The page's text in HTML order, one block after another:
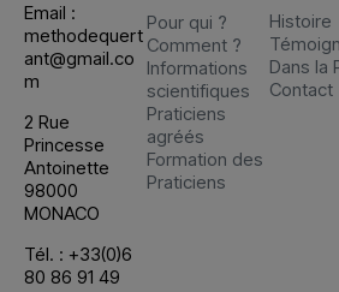
Email :
methodequert
ant@gmail.co
m
2 Rue
Princesse
Antoinette
98000
MONACO
Tél. : +33(0)6
80 86 91 49
Pour qui ?
Comment ?
Informations
scientifiques
Praticiens
agréés
Formation des
Praticiens
Histoire
Dans la
Contact